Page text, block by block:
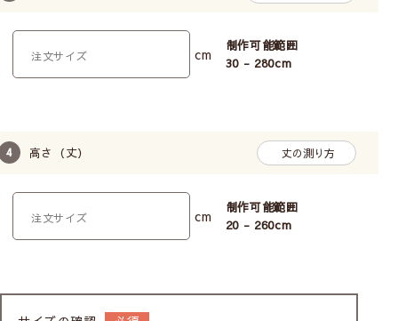
cm
制作可能範囲
30 - 280cm
高さ（丈） 丈の測り方
cm
制作可能範囲
20 - 260cm